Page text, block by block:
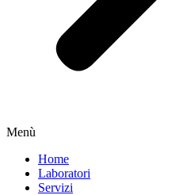
Menù
Home
Laboratori
Servizi